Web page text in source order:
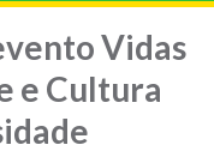
Vidas
e Cultura